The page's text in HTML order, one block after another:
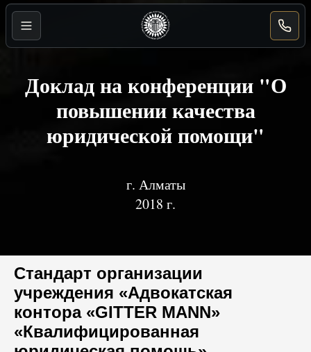
Translate
Доклад на конференции "О
повышении качества
юридической помощи"
г. Алматы
2018 г.
Стандарт организации
учреждения «Адвокатская
контора «GITTER MANN»
«Квалифицированная